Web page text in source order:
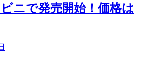
ニで発売開始！価格は